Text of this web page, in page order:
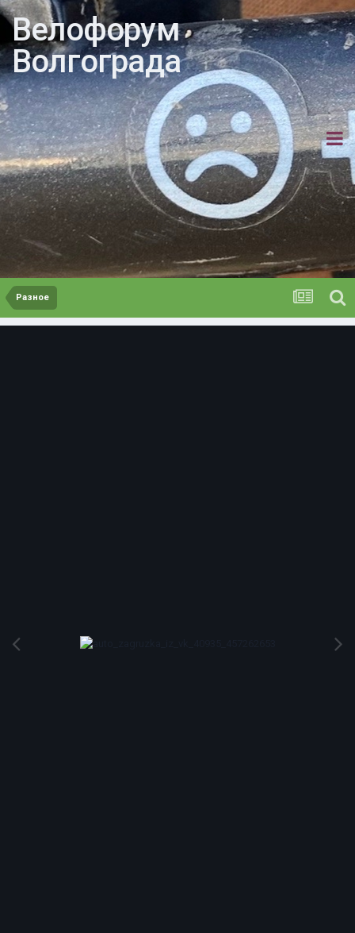
Велофорум
Волгограда
Разное